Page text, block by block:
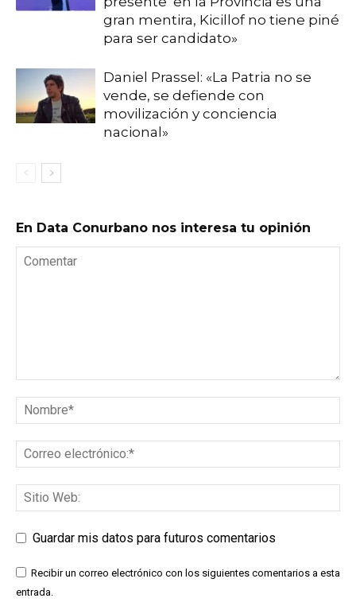
gran mentira, Kicillof no tiene piné
para ser candidato»
Daniel Prassel: «La Patria no se
vende, se defiende con
movilización y conciencia
nacional»
En Data Conurbano nos interesa tu opinión
Guardar mis datos para futuros comentarios
Recibir un correo electrónico con los siguientes comentarios a esta
entrada.